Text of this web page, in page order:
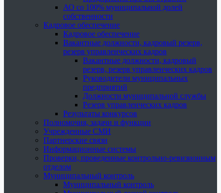
АО со 100% муниципальной долей
собственности
Кадровое обеспечение
Кадровое обеспечение
Вакантные должности, кадровый резерв,
резерв управленческих кадров
Вакантные должности, кадровый
резерв, резерв управленческих кадров
Руководители муниципальных
предприятий
Должности муниципальной службы
Резерв управленческих кадров
Результаты конкурсов
Полномочия, задачи и функции
Учрежденные СМИ
Партнерские связи
Информационные системы
Проверки, проведенные контрольно-ревизионным
отделом
Муниципальный контроль
Муниципальный контроль